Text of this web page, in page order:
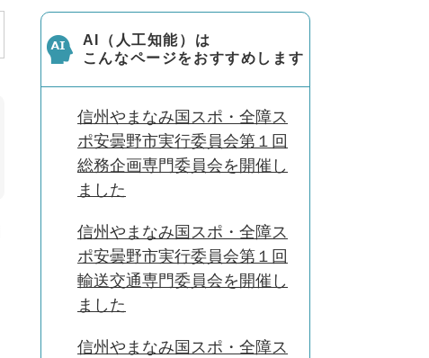
AI（人工知能）は
こんなページをおすすめします
信州やまなみ国スポ・全障ス
ポ安曇野市実行委員会第１回
総務企画専門委員会を開催し
ました
信州やまなみ国スポ・全障ス
ポ安曇野市実行委員会第１回
輸送交通専門委員会を開催し
ました
信州やまなみ国スポ・全障ス